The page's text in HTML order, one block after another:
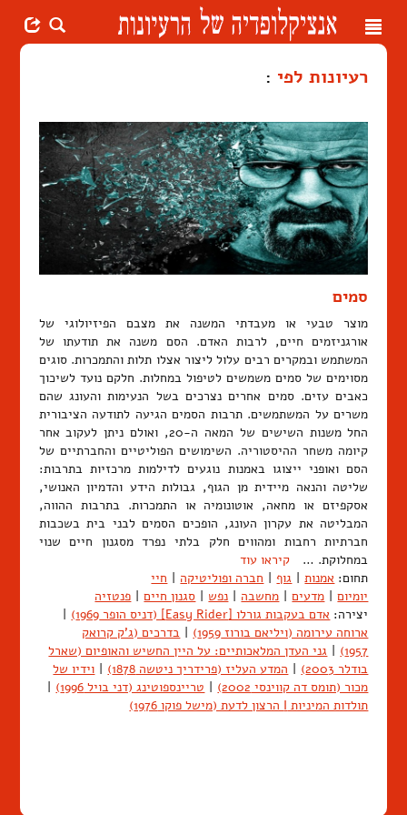
Toggle
רעיונות לפי :
סמים
מוצר טבעי או מעבדתי המשנה את מצבם הפיזיולוגי של
אורגניזמים חיים, לרבות האדם. הסם משנה את תודעתו של
המשתמש ובמקרים רבים עלול ליצור אצלו תלות והתמכרות. סוגים
מסוימים של סמים משמשים לטיפול במחלות. חלקם נועד לשיכוך
כאבים עזים. סמים אחרים נצרכים בשל הנעימות והעונג שהם
משרים על המשתמשים. תרבות הסמים הגיעה לתודעה הציבורית
החל משנות השישים של המאה ה-20, ואולם ניתן לעקוב אחר
קיומה משחר ההיסטוריה. השימושים הפוליטיים והחברתיים של
הסם ואופני ייצוגו באמנות נוגעים לדילמות מרכזיות בתרבות:
שליטה והנאה מיידית מן הגוף, גבולות הידע והדמיון האנושי,
אסקפיזם או מחאה, אוטונומיה או התמכרות. בתרבות ההווה,
המבליטה את עקרון העונג, הופכים הסמים לבני בית בשכבות
חברתיות רחבות ומהווים חלק בלתי נפרד מסגנון חיים שנוי
במחלוקת. … קיראו עוד
תחום: אמנות | גוף | חברה ופוליטיקה | חיי
יומיום | מדעים | מחשבה | נפש | סגנון חיים | פנטזיה
יצירה: אדם בעקבות גורלו [Easy Rider] (דניס הופר 1969)
|
ארוחה עירומה (ויליאם בורוז 1959)
| בדרכים (ג'ק קרואק
1957)
| גני העדן המלאכותיים: על היין החשיש והאופיום (שארל
בודלר 2003)
| המדע העליז (פרידריך ניטשה 1878) | וידיו של
מכור (תומס דה קווינסי 2002)
| טריינספוטינג (דני בויל 1996)
|
תולדות המיניות I הרצון לדעת (מישל פוקו 1976)